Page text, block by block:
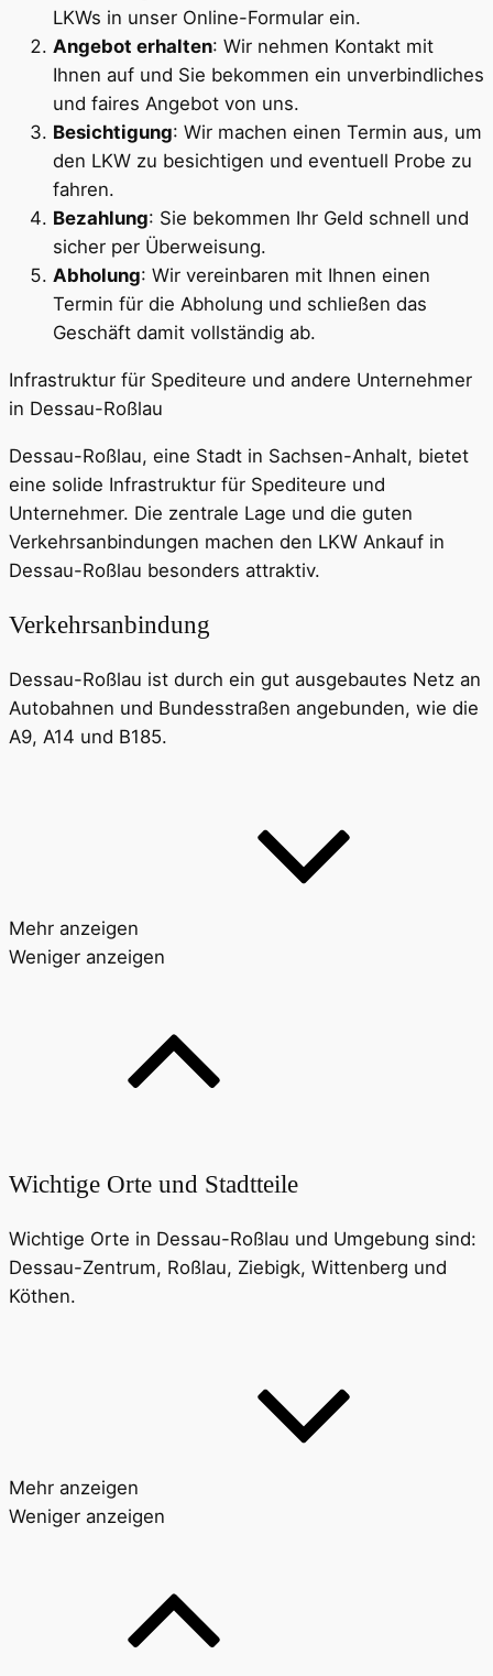
LKWs in unser Online-Formular ein.
Angebot erhalten: Wir nehmen Kontakt mit
Ihnen auf und Sie bekommen ein unverbindliches
und faires Angebot von uns.
Besichtigung: Wir machen einen Termin aus, um
den LKW zu besichtigen und eventuell Probe zu
fahren.
Bezahlung: Sie bekommen Ihr Geld schnell und
sicher per Überweisung.
Abholung: Wir vereinbaren mit Ihnen einen
Termin für die Abholung und schließen das
Geschäft damit vollständig ab.
Infrastruktur für Spediteure und andere Unternehmer
in Dessau-Roßlau
Dessau-Roßlau, eine Stadt in Sachsen-Anhalt, bietet
eine solide Infrastruktur für Spediteure und
Unternehmer. Die zentrale Lage und die guten
Verkehrsanbindungen machen den LKW Ankauf in
Dessau-Roßlau besonders attraktiv.
Verkehrsanbindung
Dessau-Roßlau ist durch ein gut ausgebautes Netz an
Autobahnen und Bundesstraßen angebunden, wie die
A9, A14 und B185.
Mehr anzeigen
Weniger anzeigen
Wichtige Orte und Stadtteile
Wichtige Orte in Dessau-Roßlau und Umgebung sind:
Dessau-Zentrum, Roßlau, Ziebigk, Wittenberg und
Köthen.
Mehr anzeigen
Weniger anzeigen